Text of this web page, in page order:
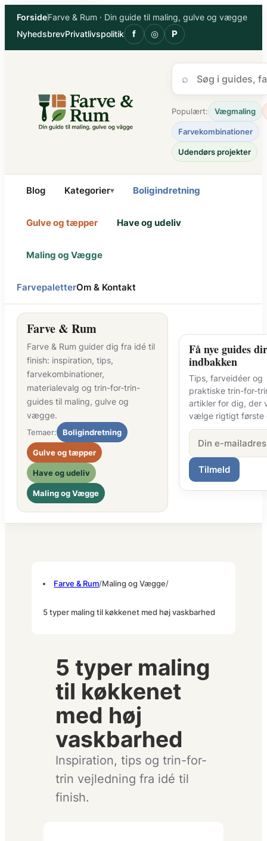
Spring
ForsideFarve & Rum · Din guide til maling, gulve og vægge
NyhedsbrevPrivatlivspolitik f ◎ P
⌕
Populært: Vægmaling
Farvekombinationer
Udendørs projekter
Blog Kategorier▾ Boligindretning
Gulve og tæpper Have og udeliv
Maling og Vægge
FarvepaletterOm & Kontakt
Farve & Rum
Farve & Rum guider dig fra idé til
finish: inspiration, tips,
farvekombinationer,
materialevalg og trin-for-trin-
guides til maling, gulve og
vægge.
Temaer: Boligindretning
Gulve og tæpper
Have og udeliv
Maling og Vægge
Få nye guides
indbakken
Tips, farveidéer og
praktiske trin-for-
artikler for dig, der
vælge rigtigt første
Tilmeld
Farve & Rum/Maling og Vægge/
5 typer maling til køkkenet med høj vaskbarhed
5 typer maling
til køkkenet
med høj
vaskbarhed
Inspiration, tips og trin-for-
trin vejledning fra idé til
finish.